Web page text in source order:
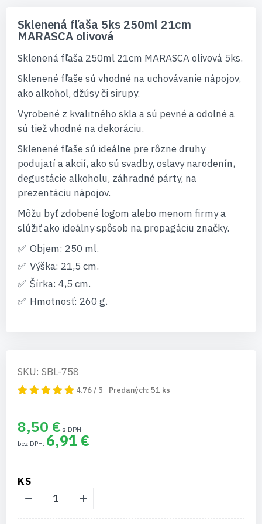
začiatok
galérie
Sklenená fľaša 5ks 250ml 21cm
MARASCA olivová
Sklenená fľaša 250ml 21cm MARASCA olivová 5ks.
Sklenené fľaše sú vhodné na uchovávanie nápojov,
ako alkohol, džúsy či sirupy.
Vyrobené z kvalitného skla a sú pevné a odolné a
sú tiež vhodné na dekoráciu.
Sklenené fľaše sú ideálne pre rôzne druhy
podujatí a akcií, ako sú svadby, oslavy narodenín,
degustácie alkoholu, záhradné párty, na
prezentáciu nápojov.
Môžu byť zdobené logom alebo menom firmy a
slúžiť ako ideálny spôsob na propagáciu značky.
Objem: 250 ml.
Výška: 21,5 cm.
Šírka: 4,5 cm.
Hmotnosť: 260 g.
SKU: SBL-758
4.76 / 5 Predaných: 51 ks
8,50 €
6,91 €
KS